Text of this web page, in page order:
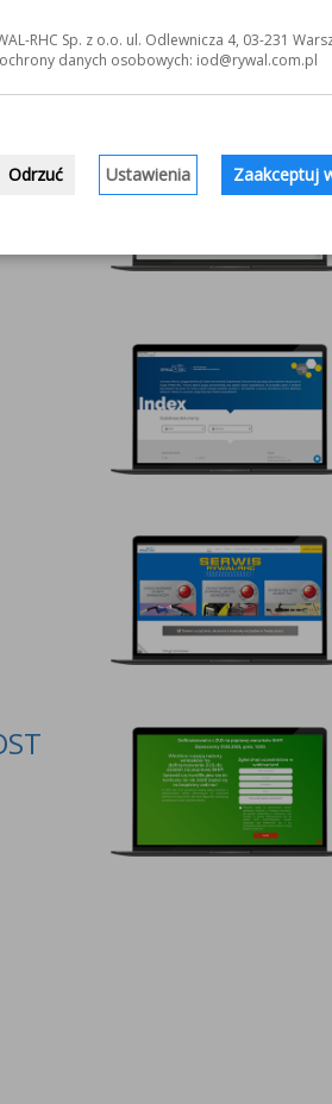
RHC Sp. z o.o. ul. Odlewnicza 4, 03-231
danych osobowych: iod@rywal.com.pl
Odrzuć Ustawienia Zaakceptuj